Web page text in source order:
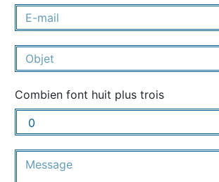
Combien font huit plus trois